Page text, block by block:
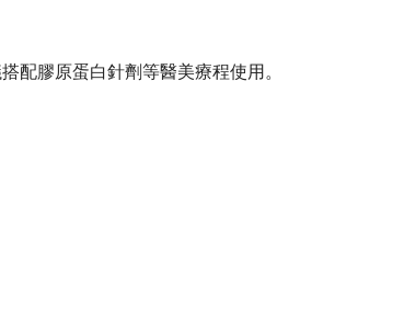
配膠原蛋白針劑等醫美療程使用。